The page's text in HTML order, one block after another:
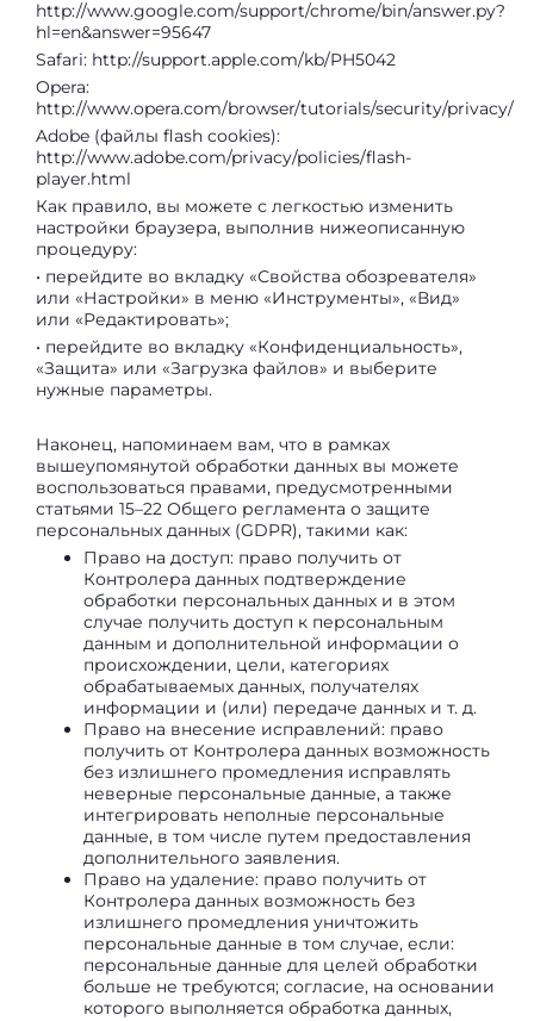
http://www.google.com/support/chrome/bin/answer.py?
hl=en&answer=95647
Safari: http://support.apple.com/kb/PH5042
Opera:
http://www.opera.com/browser/tutorials/security/privacy/
Adobe (файлы flash cookies):
http://www.adobe.com/privacy/policies/flash-
player.html
Как правило, вы можете с легкостью изменить
настройки браузера, выполнив нижеописанную
процедуру:
• перейдите во вкладку «Свойства обозревателя»
или «Настройки» в меню «Инструменты», «Вид»
или «Редактировать»;
• перейдите во вкладку «Конфиденциальность»,
«Защита» или «Загрузка файлов» и выберите
нужные параметры.
Наконец, напоминаем вам, что в рамках
вышеупомянутой обработки данных вы можете
воспользоваться правами, предусмотренными
статьями 15–22 Общего регламента о защите
персональных данных (GDPR), такими как:
Право на доступ: право получить от
Контролера данных подтверждение
обработки персональных данных и в этом
случае получить доступ к персональным
данным и дополнительной информации о
происхождении, цели, категориях
обрабатываемых данных, получателях
информации и (или) передаче данных и т. д.
Право на внесение исправлений: право
получить от Контролера данных возможность
без излишнего промедления исправлять
неверные персональные данные, а также
интегрировать неполные персональные
данные, в том числе путем предоставления
дополнительного заявления.
Право на удаление: право получить от
Контролера данных возможность без
излишнего промедления уничтожить
персональные данные в том случае, если:
персональные данные для целей обработки
больше не требуются; согласие, на основании
которого выполняется обработка данных,